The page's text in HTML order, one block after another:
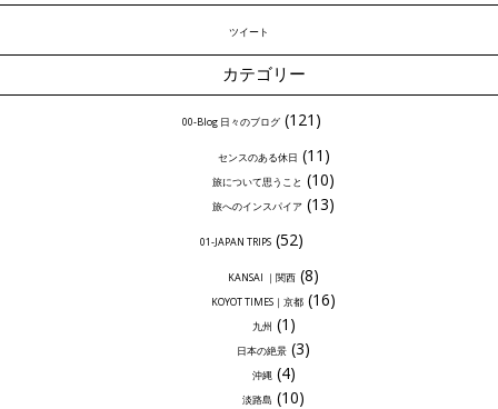
ツイート
カテゴリー
00-Blog 日々のブログ(121)
センスのある休日 (11)
旅について思うこと (10)
旅へのインスパイア (13)
01-JAPAN TRIPS(52)
KANSAI ｜関西 (8)
KOYOT TIMES｜京都 (16)
九州 (1)
日本の絶景 (3)
沖縄(4)
淡路島 (10)